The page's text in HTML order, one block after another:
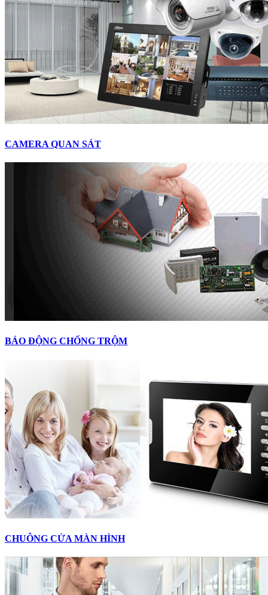
CAMERA QUAN SÁT
BÁO ĐỘNG CHỐNG TRỘM
CHUÔNG CỬA MÀN HÌNH